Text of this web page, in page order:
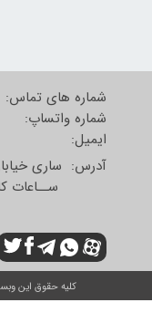
شماره های تماس:
شماره واتساپ:
​​​​​​​ایمیل:
آدرس: ساری خیابان
ســاعات
(
کلیه حقوق این